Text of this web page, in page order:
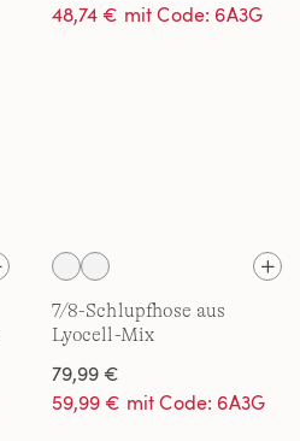
48,74 € mit Code: 6A3G
7/8-Schlupfhose aus
Lyocell-Mix
79,99 €
59,99 € mit Code: 6A3G